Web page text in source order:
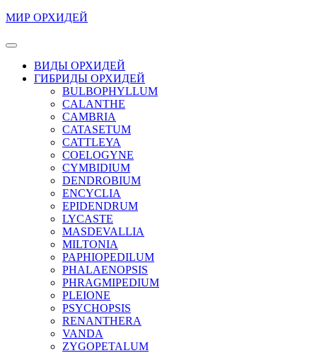
Перейти
содержимому
содержимому
МИР ОРХИДЕЙ
Кнопка
ОткрытьВИДЫ ОРХИДЕЙ
ГИБРИДЫ ОРХИДЕЙ
BULBOPHYLLUM
CALANTHE
CAMBRIA
CATASETUM
CATTLEYA
COELOGYNE
CYMBIDIUM
DENDROBIUM
ENCYCLIA
EPIDENDRUM
LYCASTE
MASDEVALLIA
MILTONIA
PAPHIOPEDILUM
PHALAENOPSIS
PHRAGMIPEDIUM
PLEIONE
PSYCHOPSIS
RENANTHERA
VANDA
ZYGOPETALUM